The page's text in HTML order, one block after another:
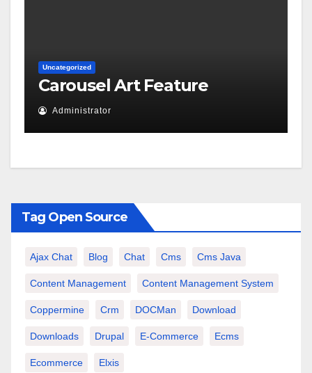
Uncategorized
Carousel Art Feature
Administrator
Tag Open Source
Ajax Chat Blog Chat Cms Cms Java
Content Management Content Management System
Coppermine Crm DOCMan Download
Downloads Drupal E-Commerce Ecms
Ecommerce Elxis